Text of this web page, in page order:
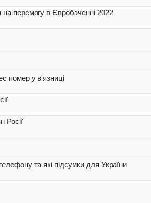
на перемогу в Євробаченні 2022
помер у в'язниці
Росії
та які підсумки для України